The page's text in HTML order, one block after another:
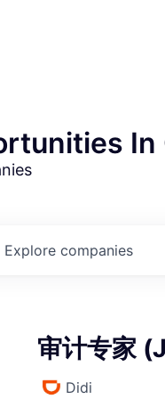
In
Explore companies
审计专家
Didi